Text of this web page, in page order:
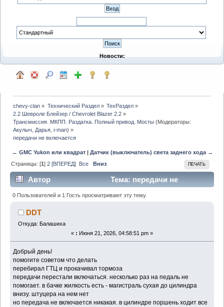
Новости:
chevy-clan » Технический Раздел» ТехРаздел»
2.2 Шевроле Блейзер / Chevrolet Blazer 2.2 »
Трансмиссия. МКПП. Раздатка. Полный привод. Мосты (Модераторы:
Акулыч
Дарья ,i-man) »
передачи не включается
← GMC Yukon или квадрат| Датчик (выключатель) света заднего хода →
ПЕЧАТЬ
Страницы: [1]2 [ВПЕРЕД] Все Вниз
Автор
Тема: передачи не
включается (Прочитано 1194 раз)
0 Пользователей и 1 Гость просматривают эту тему.
DDT
Откуда: Балашиха
« : Июня 21, 2026, 04:58:51 pm »
Добрый день!
помогите советом что делать
перебирал ГТЦ и прокачивал тормоза
передачи перестали включаться. несколько раз на педаль не
помогает. в бачке жилкость есть - магистраль сухая до цилиндра
внизу. штуцера на нем нет
но передача не включается никакая. в цилиндре поршень ходит все